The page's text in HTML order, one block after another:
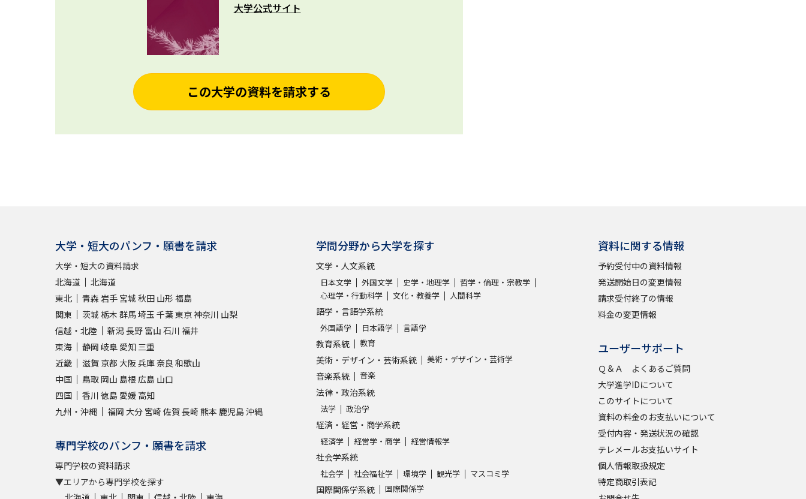
大学公式サイト
この大学の資料を請求する
大学・短大のパンフ・願書を請求
大学・短大の資料請求
北海道
北海道
東北
青森 岩手 宮城 秋田 山形 福島
関東
茨城 栃木 群馬埼玉 千葉東京神奈川 山梨
信越・北陸
新潟長野 富山 石川 福井
東海
静岡 岐阜 愛知 三重
近畿
滋賀 京都 大阪兵庫奈良 和歌山
中国
鳥取 岡山 島根 広島 山口
四国
香川 徳島 愛媛 高知
九州・沖縄
福岡 大分 宮崎 佐賀 長崎 熊本 鹿児島沖縄
専門学校のパンフ・願書を請求
専門学校の資料請求
▼エリアから専門学校を探す
学問分野から大学を探す
文学・人文系統
日本文学 外国文学 史学・地理学
哲学・倫理・宗教学
心理学・行動科学
文化・教養学 人間科学
語学・言語学系統
外国語学 日本語学 言語学
教育系統 教育
美術・デザイン・芸術系統 美術・デザイン・芸術学
音楽系統 音楽
法律・政治系統
法学 政治学
経済・経営・商学系統
経済学 経営学・商学 経営情報学
社会学系統
社会学 社会福祉学 環境学 観光学 マスコミ学
国際関係学系統 国際関係学
資料に関する情報
予約受付中の資料情報
発送開始日の変更情報
請求受付終了の情報
料金の変更情報
ユーザーサポート
Ｑ＆Ａ よくあるご質問
大学進学IDについて
このサイトについて
資料の料金のお支払いについて
受付内容・発送状況の確認
テレメールお支払いサイト
個人情報取扱規定
特定商取引表記